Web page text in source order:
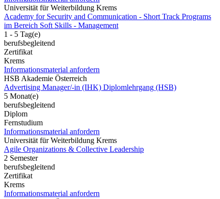
Universität für Weiterbildung Krems
Academy for Security and Communication - Short Track Programs
im Bereich Soft Skills - Management
1 - 5 Tag(e)
berufsbegleitend
Zertifikat
Krems
Informationsmaterial anfordern
HSB Akademie Österreich
Advertising Manager/-in (IHK) Diplomlehrgang (HSB)
5 Monat(e)
berufsbegleitend
Diplom
Fernstudium
Informationsmaterial anfordern
Universität für Weiterbildung Krems
Agile Organizations & Collective Leadership
2 Semester
berufsbegleitend
Zertifikat
Krems
Informationsmaterial anfordern